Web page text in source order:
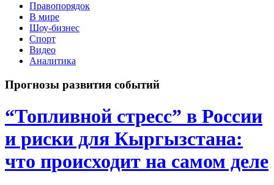
Правопорядок
В мире
Шоу-бизнес
Спорт
Видео
Аналитика
Прогнозы развития событий
“Топливной стресс” в России
и риски для Кыргызстана:
что происходит на самом деле